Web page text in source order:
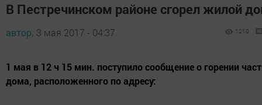
В Пестречинском районе сгорел жилой
автор, 3 мая 2017 - 04:37 1210
1 мая в 12 ч 15 мин. поступило сообщение о горении
дома, расположенного по адресу: